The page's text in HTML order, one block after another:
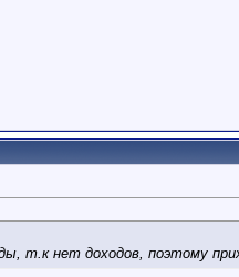
т.к нет доходов, поэтому